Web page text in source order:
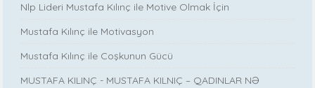
Nlp Lideri Mustafa Kılınç ile Motive Olmak İçin
Mustafa Kılınç ile Motivasyon
Mustafa Kılınç ile Coşkunun Gücü
MUSTAFA KILINÇ - MUSTAFA KILNIÇ – QADINLAR NƏ